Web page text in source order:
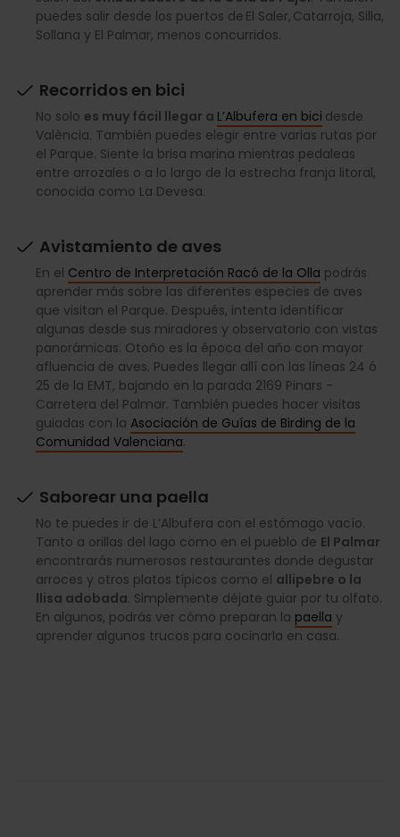
puedes salir desde los puertos de El Saler, Catarroja, Silla,
Sollana y El Palmar, menos concurridos.
Recorridos en bici
No solo es muy fácil llegar a L’Albufera en bici desde
València. También puedes elegir entre varias rutas por
el Parque. Siente la brisa marina mientras pedaleas
entre arrozales o a lo largo de la estrecha franja litoral,
conocida como La Devesa.
Avistamiento de aves
En el Centro de Interpretación Racó de la Olla podrás
aprender más sobre las diferentes especies de aves
que visitan el Parque. Después, intenta identificar
algunas desde sus miradores y observatorio con vistas
panorámicas. Otoño es la época del año con mayor
afluencia de aves. Puedes llegar allí con las líneas 24 ó
25 de la EMT, bajando en la parada 2169 Pinars -
Carretera del Palmar. También puedes hacer visitas
guiadas con la Asociación de Guías de Birding de la
Comunidad Valenciana.
Saborear una paella
No te puedes ir de L’Albufera con el estómago vacío.
Tanto a orillas del lago como en el pueblo de El Palmar
encontrarás numerosos restaurantes donde degustar
arroces y otros platos típicos como el allipebre o la
llisa adobada. Simplemente déjate guiar por tu olfato.
En algunos, podrás ver cómo preparan la paella y
aprender algunos trucos para cocinarla en casa.